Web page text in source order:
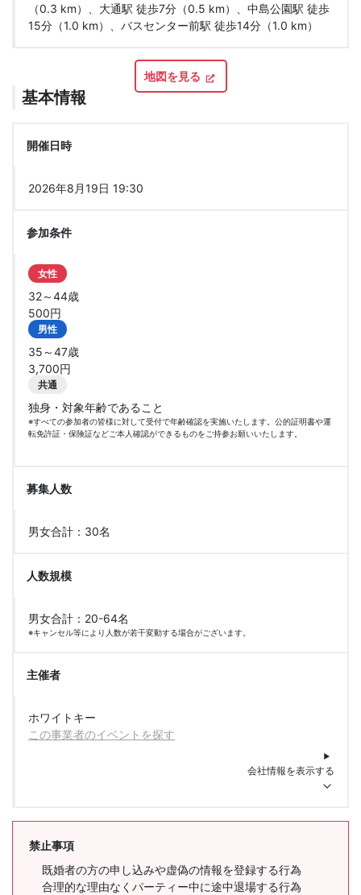
（0.3 km）、大通駅 徒歩7分（0.5 km）、中島公園駅 徒歩
15分（1.0 km）、バスセンター前駅 徒歩14分（1.0 km）
地図を見る
基本情報
開催日時
2026年8月19日 19:30
参加条件
女性
32～44歳
500円
男性
35～47歳
3,700円
共通
独身・対象年齢であること
※すべての参加者の皆様に対して受付で年齢確認を実施いたします。公的証明書や運
転免許証・保険証などご本人確認ができるものをご持参お願いいたします。
募集人数
男女合計：30名
人数規模
男女合計：20-64名
※キャンセル等により人数が若干変動する場合がございます。
主催者
ホワイトキー
この事業者のイベントを探す
会社情報を表示する
禁止事項
既婚者の方の申し込みや虚偽の情報を登録する行為
合理的な理由なくパーティー中に途中退場する行為